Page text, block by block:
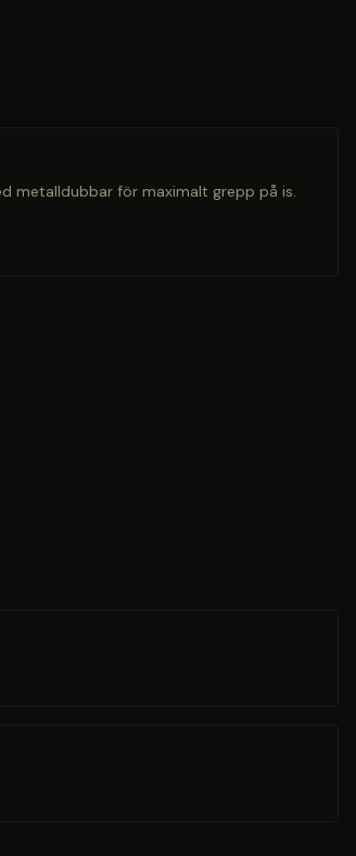
metalldubbar för maximalt grepp på is.